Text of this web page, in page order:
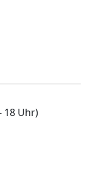
18 Uhr)